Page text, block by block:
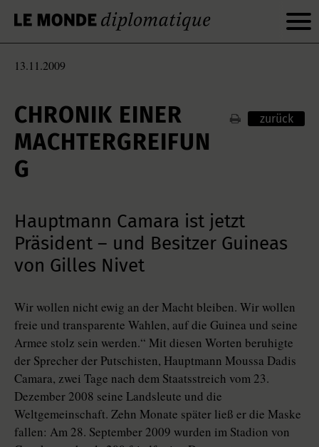
13.11.2009
CHRONIK EINER
MACHTERGREIFUN
G
zurück
Hauptmann Camara ist jetzt
Präsident – und Besitzer Guineas
von Gilles Nivet
Wir wollen nicht ewig an der Macht bleiben. Wir wollen
freie und transparente Wahlen, auf die Guinea und seine
Armee stolz sein werden.“ Mit diesen Worten beruhigte
der Sprecher der Putschisten, Hauptmann Moussa Dadis
Camara, zwei Tage nach dem Staatsstreich vom 23.
Dezember 2008 seine Landsleute und die
Weltgemeinschaft. Zehn Monate später ließ er die Maske
fallen: Am 28. September 2009 wurden im Stadion von